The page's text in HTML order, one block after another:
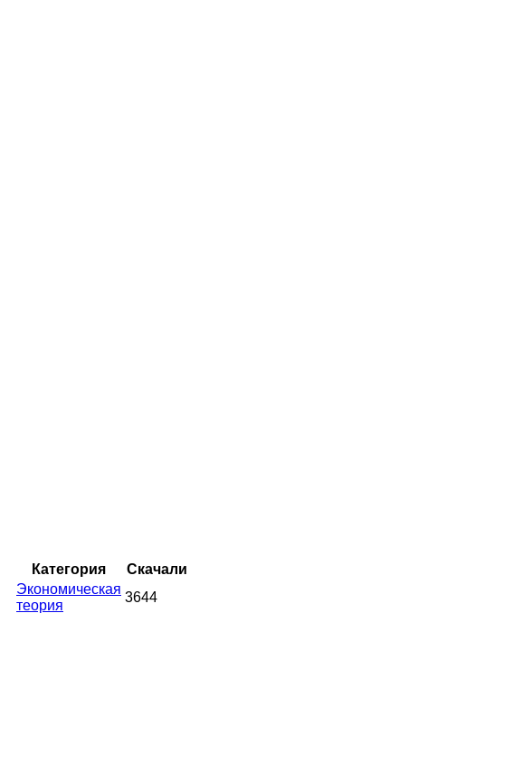
Категория
Скачали
Экономическая
теория
3644